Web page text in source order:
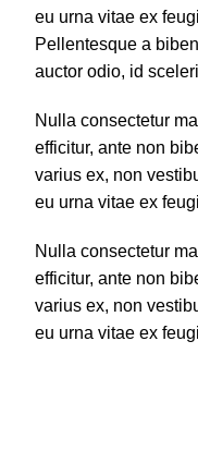
eu urna vitae ex
Pellentesque a
auctor odio, id
Nulla consectetur
efficitur, ante non
varius ex, non
eu urna vitae ex
Nulla consectetur
efficitur, ante non
varius ex, non
eu urna vitae ex